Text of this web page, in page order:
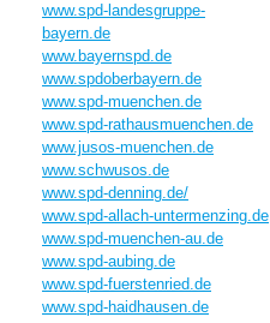
www.spd-landesgruppe-
bayern.de
www.bayernspd.de
www.spdoberbayern.de
www.spd-muenchen.de
www.spd-rathausmuenchen.de
www.jusos-muenchen.de
www.schwusos.de
www.spd-denning.de/
www.spd-allach-untermenzing.de
www.spd-muenchen-au.de
www.spd-aubing.de
www.spd-fuerstenried.de
www.spd-haidhausen.de